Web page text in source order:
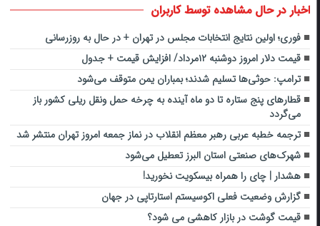
اخبار در حال مشاهده توسط کاربران
فوری؛ اولین نتایج انتخابات مجلس در تهران + در حال به روزرسانی
قیمت دلار امروز دوشنبه ۱۲مرداد/ افزایش قیمت + جدول
ترامپ: حوثی‌ها تسلیم شدند؛ بمباران یمن متوقف می‌شود
قطارهای پنج ستاره تا دو ماه آینده به چرخه حمل ونقل ریلی کشور باز
می‌گردد
ترجمه خطبه عربی رهبر معظم انقلاب در نماز جمعه امروز تهران منتشر شد
شهرک‌های صنعتی استان البرز تعطیل ‌می‌شود
هشدار | چای را همراه بیسکویت نخورید!
گزارش وضعیت فعلی اکوسیستم استارتاپی در جهان
قیمت گوشت در بازار کاهشی می شود؟